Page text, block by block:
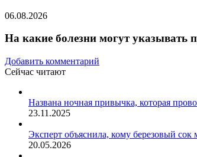
06.08.2026
На какие болезни могут указывать
Добавить комментарий
Сейчас читают
Названа ночная привычка, которая
23.11.2025
Эксперт объяснила, кому березовый сок
20.05.2026